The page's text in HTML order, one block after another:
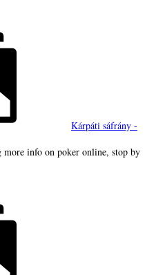
Kárpáti sáfrány -
more info on poker online, stop by